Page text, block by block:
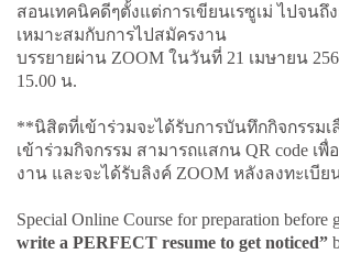
สอนเทคนิคดีๆตั้งแต่การเขียนเรซูเม่ ไปจนถึ
เหมาะสมกับการไปสมัครงาน
บรรยายผ่าน ZOOM ในวันที่ 21 เมษายน
15.00 น.
**นิสิตที่เข้าร่วมจะได้รับการบันทึกกิจกรรม
เข้าร่วมกิจกรรม สามารถแสกน QR code เพื่
งาน และจะได้รับลิงค์ ZOOM หลังลงทะเบีย
Special Online Course for preparation before
write a PERFECT resume to get noticed”